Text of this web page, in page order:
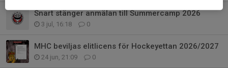
Snart stänger anmälan till Summercamp 2026
3 jul, 16:18 0
MHC beviljas elitlicens för Hockeyettan 2026/2027
24 jun, 21:09 0